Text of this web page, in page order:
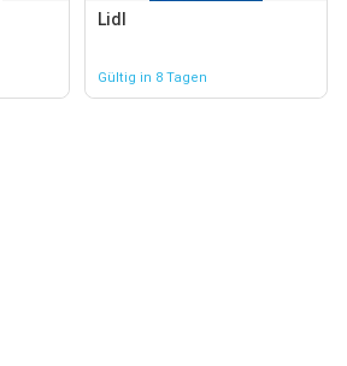
Lidl
Gültig in 8 Tagen